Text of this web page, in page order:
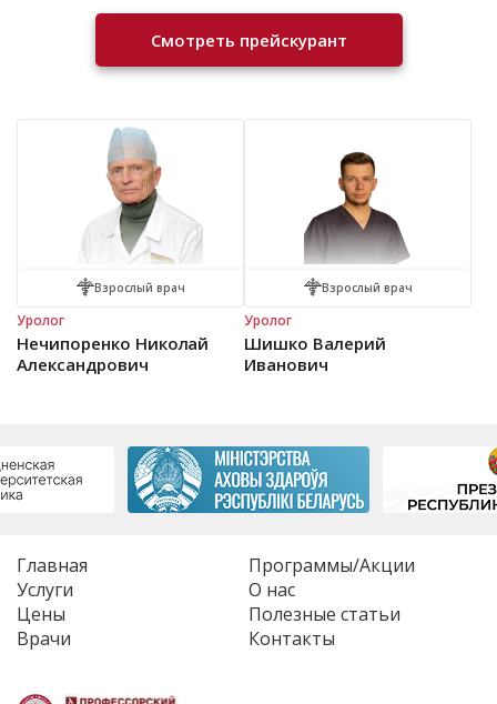
Смотреть прейскурант
Взрослый врач
Уролог
Нечипоренко Николай
Александрович
Взрослый врач
Уролог
Шишко Валерий
Иванович
Главная
Услуги
Цены
Врачи
Программы/Акции
О нас
Полезные статьи
Контакты